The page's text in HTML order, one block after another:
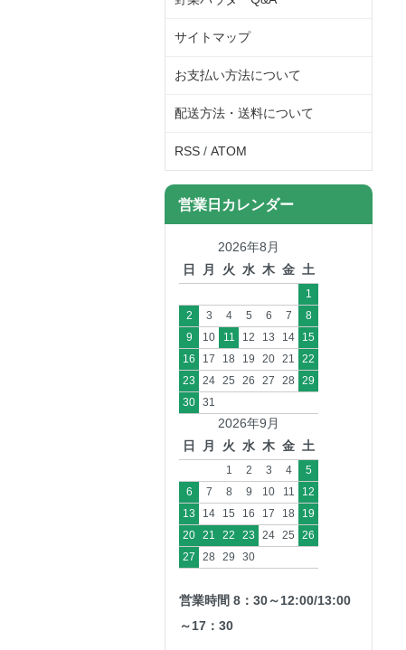
サイトマップ
お支払い方法について
配送方法・送料について
RSS / ATOM
営業日カレンダー
2026年8月
日
月 火 水 木 金 土
1
2
3 4 5 6 7
8
9
10 11 12 13 14
15
16
17 18 19 20 21
22
23
24 25 26 27 28
29
30 31
2026年9月
日
月 火 水 木 金 土
1 2 3 4
5
6
7 8 9 10 11
12
13
14 15 16 17 18
19
20 21 22 23 24 25
26
27
28 29 30
営業時間 8：30～12:00/13:00
～17：30